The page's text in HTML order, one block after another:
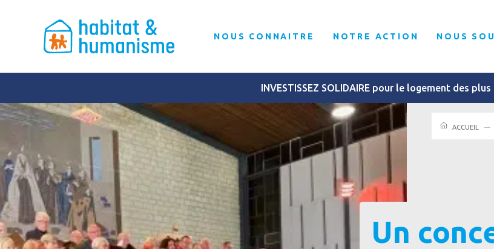
NOUS CONNAITRE NOTRE ACTION NOUS
INVESTISSEZ SOLIDAIRE pour le logement des
ACCUEIL
Un